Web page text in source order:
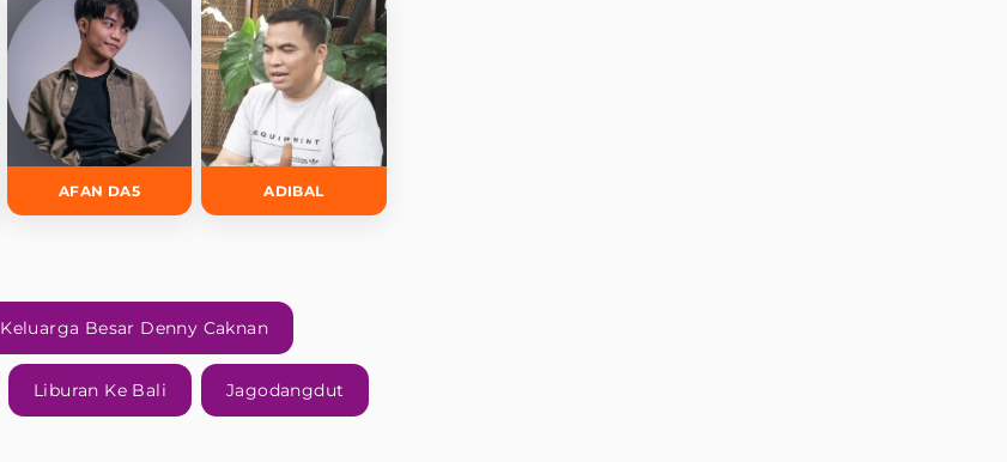
AFAN DA5 ADIBAL
Keluarga Besar Denny Caknan
Liburan Ke Bali Jagodangdut